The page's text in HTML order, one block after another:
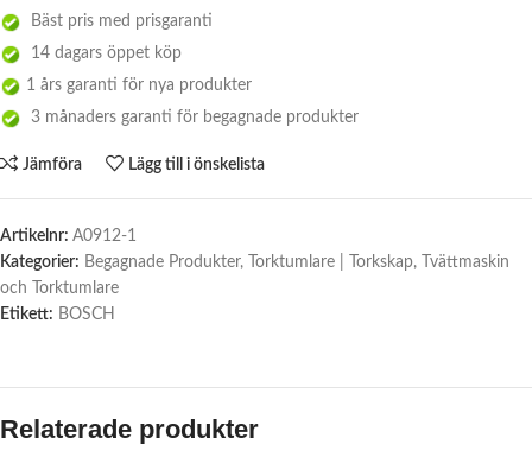
Bäst pris med prisgaranti
14 dagars öppet köp
1 års garanti för nya produkter
3 månaders garanti för begagnade produkter
Jämföra Lägg till i önskelista
Artikelnr: A0912-1
Kategorier: Begagnade Produkter, Torktumlare | Torkskap,
Tvättmaskin
och Torktumlare
Etikett: BOSCH
Relaterade produkter